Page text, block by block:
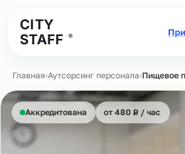
CITY
STAFF
®
Главная›Аутсорсинг персонала›Пищевое
Аккредитована от 480 ₽
Р/ час